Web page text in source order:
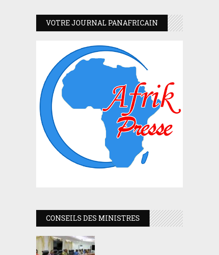
VOTRE JOURNAL PANAFRICAIN
CONSEILS DES MINISTRES